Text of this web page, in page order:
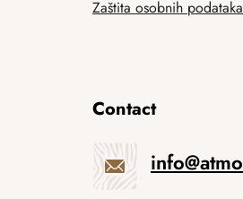
Zaštita osobnih podataka
Contact
info@